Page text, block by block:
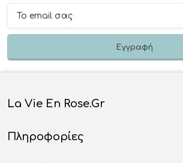
La Vie En Rose.gr
Πληροφορίες